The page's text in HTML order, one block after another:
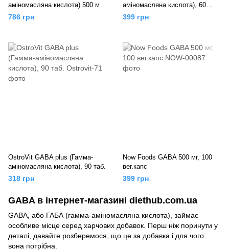
аміномасляна кислота) 500 мг,
100 вег.капс
786 грн
аміномасляна кислота), 60
капс.
399 грн
OstroVit GABA plus (Гамма-
аміномасляна кислота), 90 таб.
318 грн
Now Foods GABA 500 мг, 100
вег.капс
399 грн
GABA в інтернет-магазині diethub.com.ua
GABA, або ГАБА (гамма-аміномасляна кислота), займає
особливе місце серед харчових добавок. Перш ніж поринути у
деталі, давайте розберемося, що це за добавка і для чого
вона потрібна.